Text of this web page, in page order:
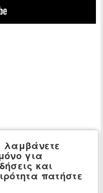
λαμβάνετε
για
και
πατήστε